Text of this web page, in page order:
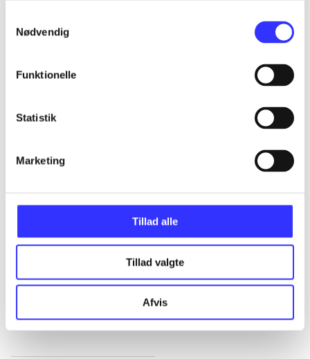
Nødvendig
Funktionelle
Statistik
Marketing
Tillad alle
Tillad valgte
Afvis
Assassin's creed - birth of new world - the
American saga
Gå til serien
Assassin's creed III